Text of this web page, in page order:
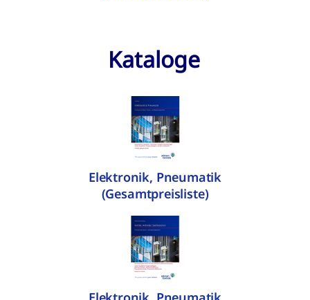
Kataloge
Elektronik, Pneumatik
(Gesamtpreisliste)